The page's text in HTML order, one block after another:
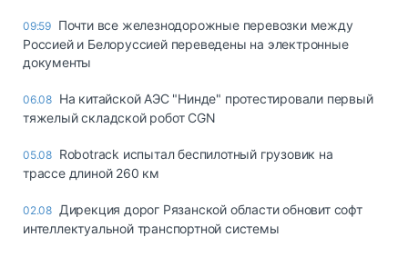
09:59 Почти все железнодорожные перевозки между
Россией и Белоруссией переведены на электронные
документы
06.08 На китайской АЭС "Нинде" протестировали первый
тяжелый складской робот CGN
05.08 Robotrack испытал беспилотный грузовик на
трассе длиной 260 км
02.08 Дирекция дорог Рязанской области обновит софт
интеллектуальной транспортной системы